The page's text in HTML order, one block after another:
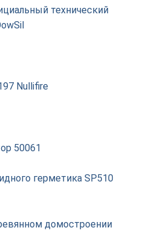
технический
Nullifire
50061
герметика SP510
домостроении